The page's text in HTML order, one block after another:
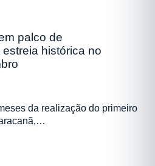
palco de
histórica no
da realização do primeiro